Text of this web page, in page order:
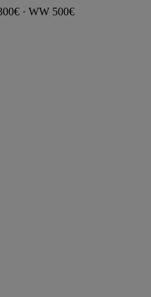
· WW 500€